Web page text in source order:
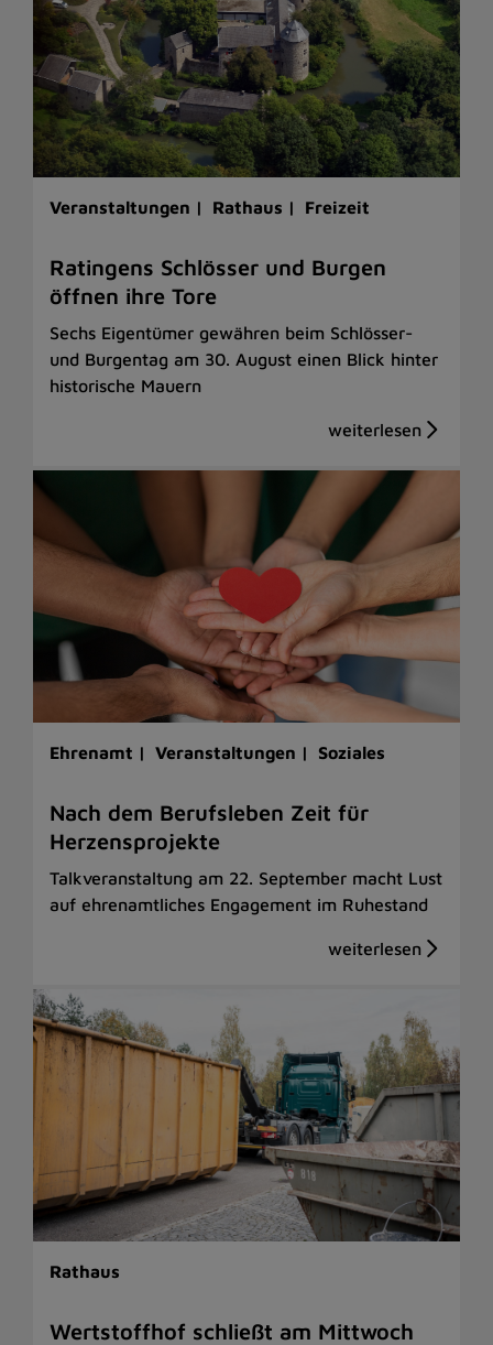
Veranstaltungen | Rathaus | Freizeit
Ratingens Schlösser und Burgen
öffnen ihre Tore
Sechs Eigentümer gewähren beim Schlösser-
und Burgentag am 30. August einen Blick hinter
historische Mauern
Ehrenamt | Veranstaltungen | Soziales
Nach dem Berufsleben Zeit für
Herzensprojekte
Talkveranstaltung am 22. September macht Lust
auf ehrenamtliches Engagement im Ruhestand
Rathaus
Wertstoffhof schließt am Mittwoch